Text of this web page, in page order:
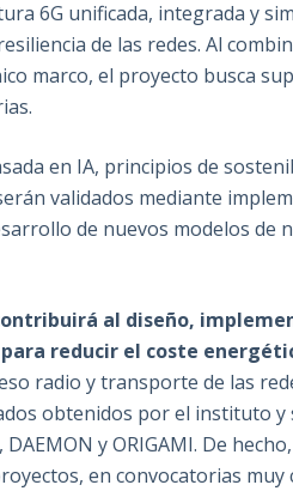
6G unificada, integrada y
de las redes. Al
marco, el proyecto busca
en IA, principios de
validados mediante
de nuevos modelos de
al diseño,
reducir el coste
radio y transporte de las
obtenidos por el instituto y
y ORIGAMI. De
en convocatorias